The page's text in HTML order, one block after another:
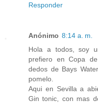
Responder
Anónimo 8:14 a. m.
Hola a todos, soy
prefiero en Copa
dedos de Bays
pomelo.
Aqui en Sevilla a
Gin tonic, con mas